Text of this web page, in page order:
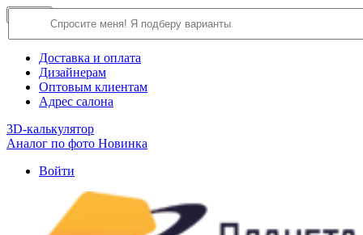
О компании
Доставка и оплата
Дизайнерам
Оптовым клиентам
Адрес салона
3D-калькулятор
Аналог по фото Новинка
Войти